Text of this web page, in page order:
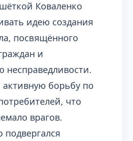
Коваленко
идею создания
посвящённого
и
несправедливости.
активную борьбу по
что
врагов.
подвергался